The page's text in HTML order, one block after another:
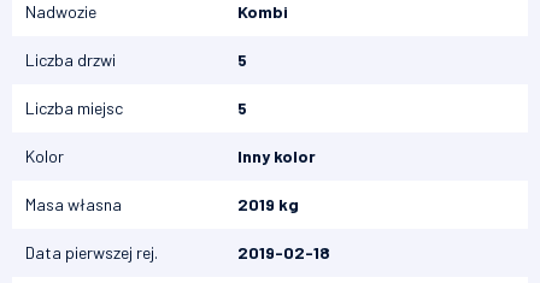
Nadwozie Kombi
Liczba drzwi 5
Liczba miejsc 5
Kolor Inny kolor
Masa własna 2019 kg
Data pierwszej rej. 2019-02-18